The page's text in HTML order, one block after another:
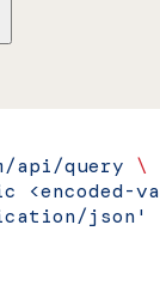
api/query \
json'